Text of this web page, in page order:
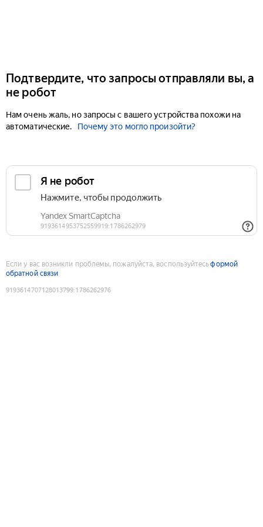
Подтвердите, что запросы отправляли вы, а
не робот
Нам очень жаль, но запросы с вашего устройства похожи на
автоматические.
Почему это могло произойти?
Если у вас возникли проблемы, пожалуйста, воспользуйтесьформой
обратной связи
9193614707128013799:1786262976